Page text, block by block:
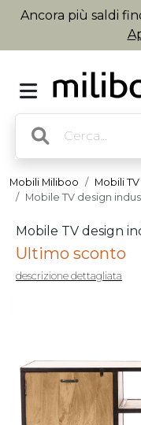
Ancora più saldi
Mobili Miliboo Mobili TV
Mobile TV design
Mobile TV design
Ultimo sconto
descrizione dettagliata